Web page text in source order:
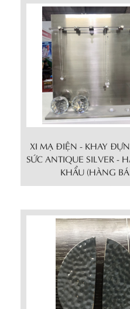
XI MẠ ĐIỆN - KHAY
SỨC ANTIQUE SILVER -
KHẨU (HÀNG
Chi tiết